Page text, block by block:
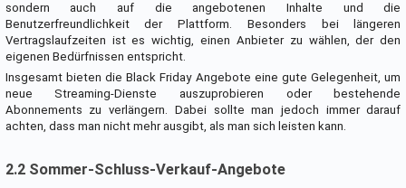
sondern auch auf die angebotenen Inhalte und die
Benutzerfreundlichkeit der Plattform. Besonders bei längeren
Vertragslaufzeiten ist es wichtig, einen Anbieter zu wählen, der den
eigenen Bedürfnissen entspricht.
Insgesamt bieten die Black Friday Angebote eine gute Gelegenheit, um
neue Streaming-Dienste auszuprobieren oder bestehende
Abonnements zu verlängern. Dabei sollte man jedoch immer darauf
achten, dass man nicht mehr ausgibt, als man sich leisten kann.
2.2 Sommer-Schluss-Verkauf-Angebote